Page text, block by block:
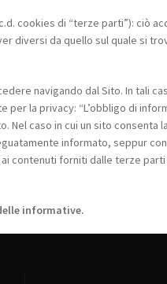
cookies di “terze parti”): ciò
diversi da quello sul quale si
navigando dal Sito. In tali
la privacy: “L’obbligo di
caso in cui un sito consenta
informato, seppur
contenuti forniti dalle terze
informative.